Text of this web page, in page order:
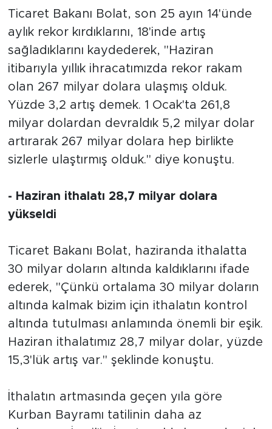
Ticaret Bakanı Bolat, son 25 ayın 14'ünde
aylık rekor kırdıklarını, 18'inde artış
sağladıklarını kaydederek, "Haziran
itibarıyla yıllık ihracatımızda rekor rakam
olan 267 milyar dolara ulaşmış olduk.
Yüzde 3,2 artış demek. 1 Ocak'ta 261,8
milyar dolardan devraldık 5,2 milyar dolar
artırarak 267 milyar dolara hep birlikte
sizlerle ulaştırmış olduk." diye konuştu.
- Haziran ithalatı 28,7 milyar dolara
yükseldi
Ticaret Bakanı Bolat, haziranda ithalatta
30 milyar doların altında kaldıklarını ifade
ederek, "Çünkü ortalama 30 milyar doların
altında kalmak bizim için ithalatın kontrol
altında tutulması anlamında önemli bir eşik.
Haziran ithalatımız 28,7 milyar dolar, yüzde
15,3'lük artış var." şeklinde konuştu.
İthalatın artmasında geçen yıla göre
Kurban Bayramı tatilinin daha az